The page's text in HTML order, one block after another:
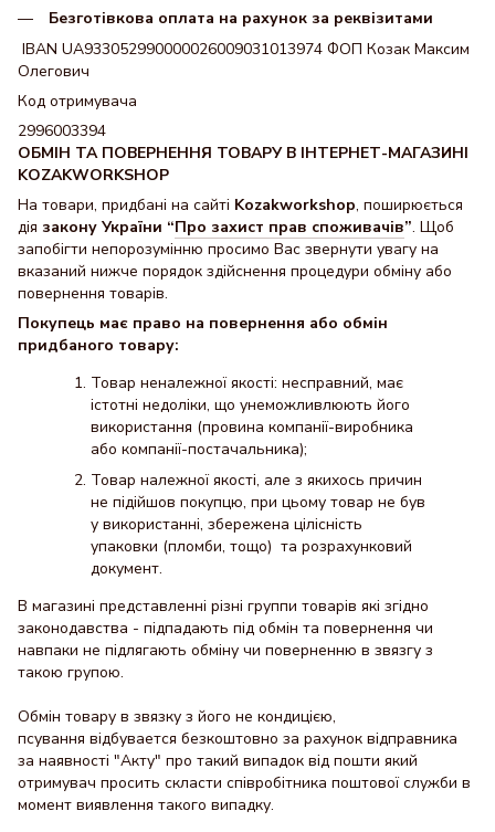
Безготівкова оплата на рахунок за реквізитами
IBAN UA933052990000026009031013974 ФОП Козак Максим
Олегович
Код отримувача
2996003394
ОБМІН ТА ПОВЕРНЕННЯ ТОВАРУ В ІНТЕРНЕТ-МАГАЗИНІ
KOZAKWORKSHOP
На товари, придбані на сайті Kozakworkshop, поширюється
дія закону України “Про захист прав споживачів”. Щоб
запобігти непорозумінню просимо Вас звернути увагу на
вказаний нижче порядок здійснення процедури обміну або
повернення товарів.
Покупець має право на повернення або обмін
придбаного товару:
Товар неналежної якості: несправний, має
істотні недоліки, що унеможливлюють його
використання (провина компанії-виробника
або компанії-постачальника);
Товар належної якості, але з якихось причин
не підійшов покупцю, при цьому товар не був
у використанні, збережена цілісність
упаковки (пломби, тощо) та розрахунковий
документ.
В магазині представленні різні группи товарів які згідно
законодавства - підпадають під обмін та повернення чи
навпаки не підлягають обміну чи поверненню в звязгу з
такою групою.
Обмін товару в звязку з його не кондицією,
псування відбувается безкоштовно за рахунок відправника
за наявності "Акту" про такий випадок від пошти який
отримувач просить скласти співробітника поштової служби в
момент виявлення такого випадку.